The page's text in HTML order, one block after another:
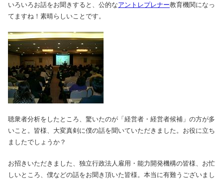
いろいろお話をお聞きすると、公的なアントレプレナー教育機関になっ
てますね！素晴らしいことです。
聴衆者分析をしたところ、驚いたのが「経営者・経営者候補」の方が多
いこと。皆様、大変真剣に僕の話を聞いていただきました。お役に立ち
ましたでしょうか？
お招きいただきました、独立行政法人雇用・能力開発機構の皆様、お忙
しいところ、僕などの話をお聞き頂いた皆様。本当に有難うございまし